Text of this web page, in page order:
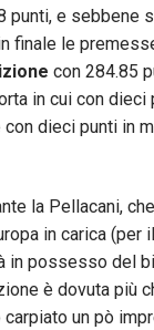
punti, e sebbene
finale le
con 284.85
in cui con dieci
con dieci punti in
la Pellacani,
in carica (per
in possesso del
è dovuta più
un pò